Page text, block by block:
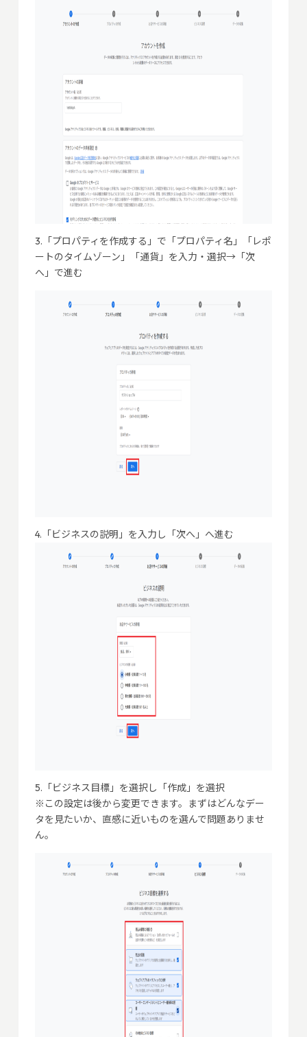
3.「プロパティを作成する」で「プロパティ名」「レポ
ートのタイムゾーン」「通貨」を入力・選択→「次
へ」で進む
4.「ビジネスの説明」を入力し「次へ」へ進む
5.「ビジネス目標」を選択し「作成」を選択
※この設定は後から変更できます。まずはどんなデー
タを見たいか、直感に近いものを選んで問題ありませ
ん。